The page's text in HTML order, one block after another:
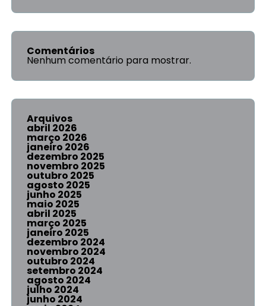
Comentários
Nenhum comentário para mostrar.
Arquivos
abril 2026
março 2026
janeiro 2026
dezembro 2025
novembro 2025
outubro 2025
agosto 2025
junho 2025
maio 2025
abril 2025
março 2025
janeiro 2025
dezembro 2024
novembro 2024
outubro 2024
setembro 2024
agosto 2024
julho 2024
junho 2024